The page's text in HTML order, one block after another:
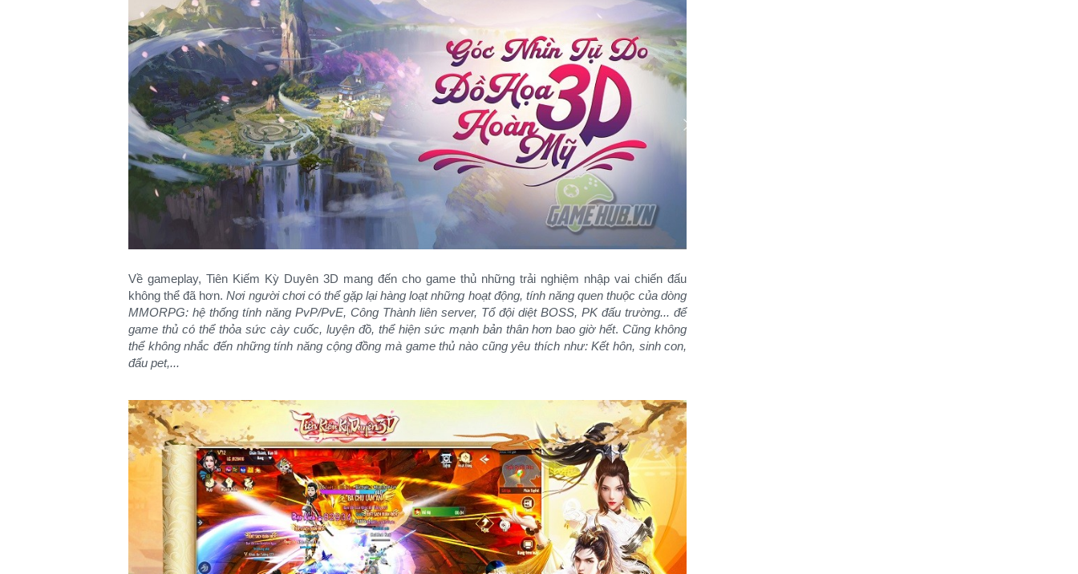
Về gameplay, Tiên Kiếm Kỳ Duyên 3D mang đến cho game thủ những trải nghiệm nhập vai chiến đấu
không thể đã hơn.Nơi người chơi có thể gặp lại hàng loạt những hoạt động, tính năng quen thuộc của dòng
MMORPG: hệ thống tính năng PvP/PvE, Công Thành liên server, Tổ đội diệt BOSS, PK đấu trường... để
game thủ có thể thỏa sức cày cuốc, luyện đồ, thể hiện sức mạnh bản thân hơn bao giờ hết.Cũng không
thể không nhắc đến những tính năng cộng đồng mà game thủ nào cũng yêu thích như: Kết hôn, sinh con,
đấu pet,...